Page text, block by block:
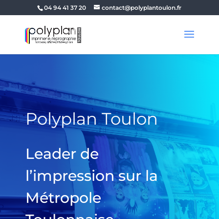
04 94 41 37 20 contact@polyplantoulon.fr
Polyplan Toulon
Leader de
l’impression sur la
Métropole